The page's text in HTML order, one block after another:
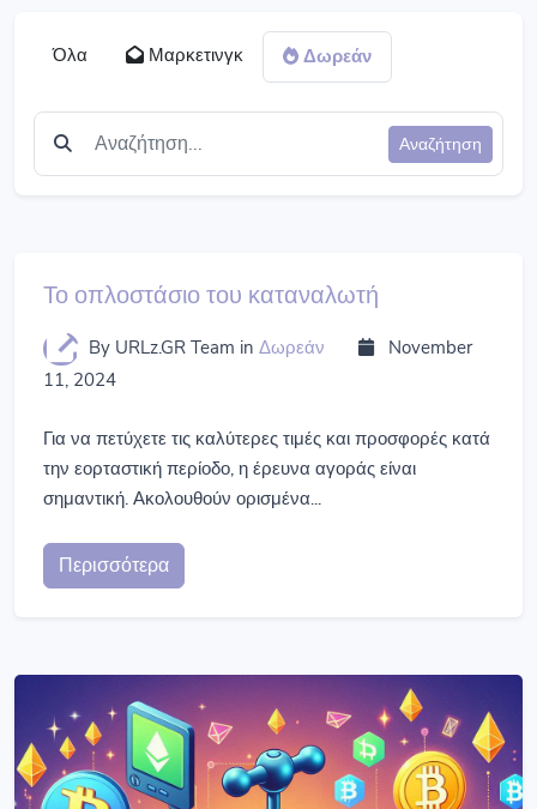
Όλα Μαρκετινγκ Δωρεάν
Αναζήτηση
Το οπλοστάσιο του καταναλωτή
By URLz.GR Team in Δωρεάν
November
11, 2024
Για να πετύχετε τις καλύτερες τιμές και προσφορές κατά
την εορταστική περίοδο, η έρευνα αγοράς είναι
σημαντική. Ακολουθούν ορισμένα...
Περισσότερα